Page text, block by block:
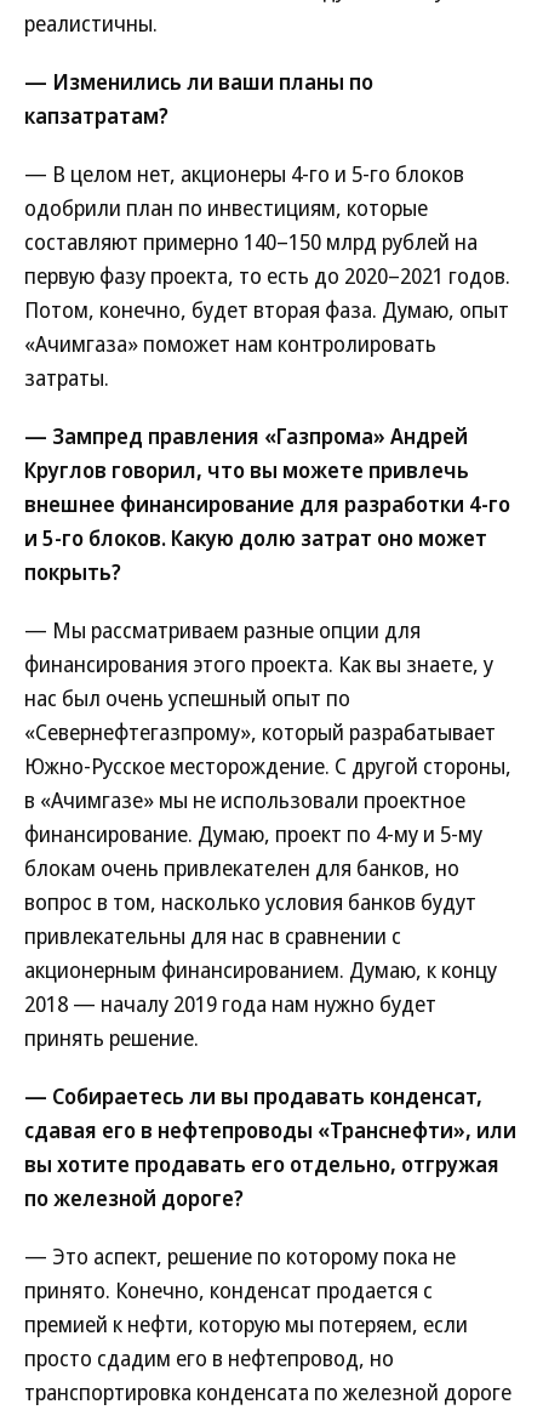
реалистичны.
— Изменились ли ваши планы по
капзатратам?
— В целом нет, акционеры 4-го и 5-го блоков
одобрили план по инвестициям, которые
составляют примерно 140–150 млрд рублей на
первую фазу проекта, то есть до 2020–2021 годов.
Потом, конечно, будет вторая фаза. Думаю, опыт
«Ачимгаза» поможет нам контролировать
затраты.
— Зампред правления «Газпрома» Андрей
Круглов говорил, что вы можете привлечь
внешнее финансирование для разработки 4-го
и 5-го блоков. Какую долю затрат оно может
покрыть?
— Мы рассматриваем разные опции для
финансирования этого проекта. Как вы знаете, у
нас был очень успешный опыт по
«Севернефтегазпрому», который разрабатывает
Южно-Русское месторождение. С другой стороны,
в «Ачимгазе» мы не использовали проектное
финансирование. Думаю, проект по 4-му и 5-му
блокам очень привлекателен для банков, но
вопрос в том, насколько условия банков будут
привлекательны для нас в сравнении с
акционерным финансированием. Думаю, к концу
2018 — началу 2019 года нам нужно будет
принять решение.
— Собираетесь ли вы продавать конденсат,
сдавая его в нефтепроводы «Транснефти», или
вы хотите продавать его отдельно, отгружая
по железной дороге?
— Это аспект, решение по которому пока не
принято. Конечно, конденсат продается с
премией к нефти, которую мы потеряем, если
просто сдадим его в нефтепровод, но
транспортировка конденсата по железной дороге